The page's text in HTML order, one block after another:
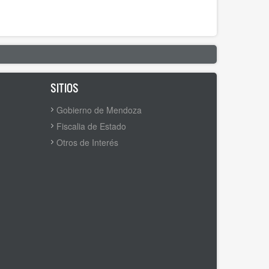
SITIOS
Gobierno de Mendoza
Fiscalia de Estado
Otros de Interés